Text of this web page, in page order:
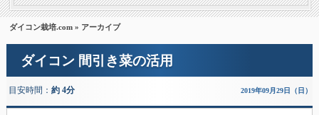
ダイコン栽培.com » アーカイブ
ダイコン 間引き菜の活用
目安時間： 約 4分 2019年09月29日（日）